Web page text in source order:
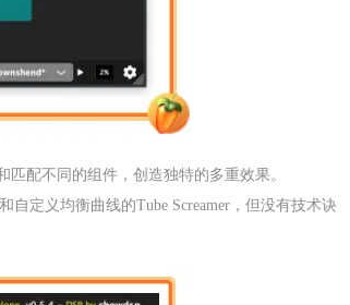
配不同的组件，创造独特的多重效果。
定义均衡曲线的Tube Screamer，但没有技术诀